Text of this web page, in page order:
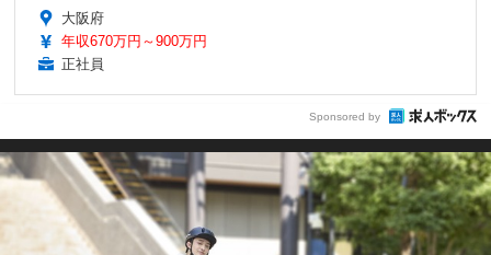
大阪府
年収670万円～900万円
正社員
Sponsored by